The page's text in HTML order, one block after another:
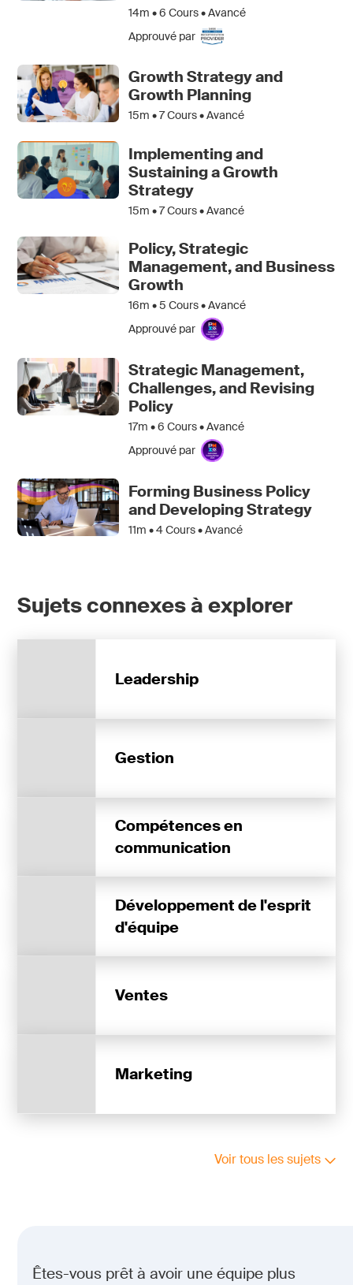
14m •6 Cours • Avancé
Approuvé par
Growth Strategy and
Growth Planning
15m •7Cours • Avancé
Implementing and
Sustaining a Growth
Strategy
15m •7Cours • Avancé
Policy, Strategic
Management, and Business
Growth
16m •5 Cours • Avancé
Approuvé par
Strategic Management,
Challenges, and Revising
Policy
17m •6 Cours • Avancé
Approuvé par
Forming Business Policy
and Developing Strategy
11m •4Cours • Avancé
Sujets connexes à explorer
Leadership
Gestion
Compétences en
communication
Développement de l'esprit
d'équipe
Ventes
Marketing
Voir tous les sujets
Êtes-vous prêt à avoir une équipe plus